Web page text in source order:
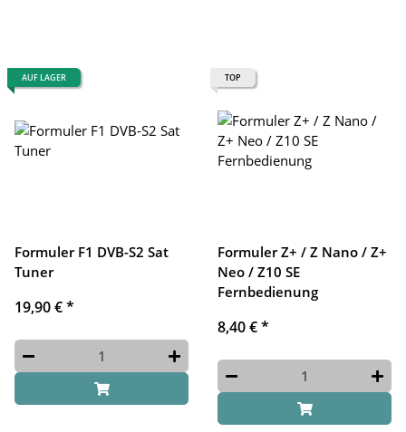
AUF LAGER
Formuler F1 DVB-S2 Sat
Tuner
19,90 €*
TOP
Formuler Z+ / Z Nano / Z+
Neo / Z10 SE
Fernbedienung
8,40 €*